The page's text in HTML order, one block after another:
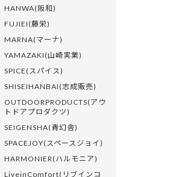
HANWA(阪和)
FUJIEI(藤栄)
MARNA(マーナ)
YAMAZAKI(山崎実業)
SPICE(スパイス)
SHISEIHANBAI(志成販売)
OUTDOORPRODUCTS(アウ
トドアプロダクツ)
SEIGENSHA(青幻舎)
SPACEJOY(スペースジョイ)
HARMONIER(ハルモニア)
LiveinComfort(リブインコ